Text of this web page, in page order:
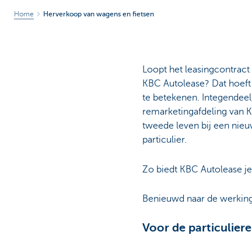
Home Herverkoop van wagens en fietsen
Loopt het
KBC Autolease? Dat
te betekenen.
remarketingafdeling van
tweede leven bij een
particulier.
Zo biedt KBC Autolease
Benieuwd naar de
Voor de